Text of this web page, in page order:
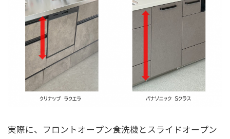
実際に、フロントオープン食洗機とスライドオープン